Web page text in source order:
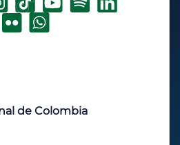
de Colombia